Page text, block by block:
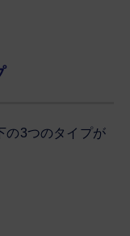
の3つのタイプが